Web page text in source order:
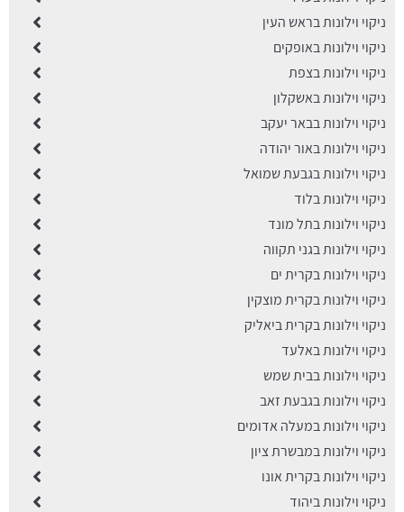
ניקוי וילונות בראש העין
ניקוי וילונות באופקים
ניקוי וילונות בצפת
ניקוי וילונות באשקלון
ניקוי וילונות בבאר יעקב
ניקוי וילונות באור יהודה
ניקוי וילונות בגבעת שמואל
ניקוי וילונות בלוד
ניקוי וילונות בתל מונד
ניקוי וילונות בגני תקווה
ניקוי וילונות בקרית ים
ניקוי וילונות בקרית מוצקין
ניקוי וילונות בקרית ביאליק
ניקוי וילונות באלעד
ניקוי וילונות בבית שמש
ניקוי וילונות בגבעת זאב
ניקוי וילונות במעלה אדומים
ניקוי וילונות במבשרת ציון
ניקוי וילונות בקרית אונו
ניקוי וילונות ביהוד